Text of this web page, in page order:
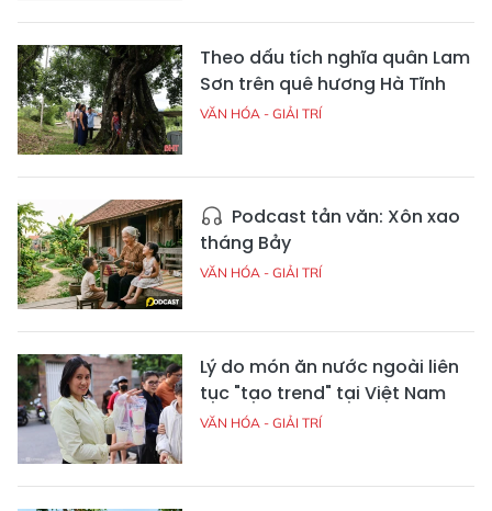
Theo dấu tích nghĩa quân Lam
Sơn trên quê hương Hà Tĩnh
VĂN HÓA - GIẢI TRÍ
Podcast tản văn: Xôn xao
tháng Bảy
VĂN HÓA - GIẢI TRÍ
Lý do món ăn nước ngoài liên
tục "tạo trend" tại Việt Nam
VĂN HÓA - GIẢI TRÍ